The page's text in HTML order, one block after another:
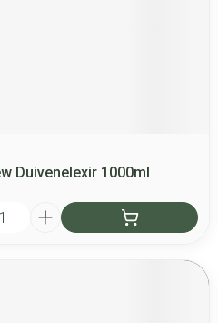
Duivenelexir 1000ml